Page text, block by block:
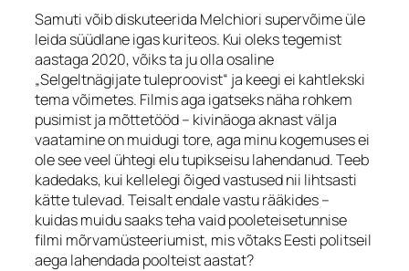
Samuti võib diskuteerida Melchiori supervõime üle
leida süüdlane igas kuriteos. Kui oleks tegemist
aastaga 2020, võiks ta ju olla osaline
„Selgeltnägijate tuleproovist“ ja keegi ei kahtlekski
tema võimetes. Filmis aga igatseks näha rohkem
pusimist ja mõttetööd – kivinäoga aknast välja
vaatamine on muidugi tore, aga minu kogemuses ei
ole see veel ühtegi elu tupikseisu lahendanud. Teeb
kadedaks, kui kellelegi õiged vastused nii lihtsasti
kätte tulevad. Teisalt endale vastu rääkides –
kuidas muidu saaks teha vaid pooleteisetunnise
filmi mõrvamüsteeriumist, mis võtaks Eesti politseil
aega lahendada poolteist aastat?